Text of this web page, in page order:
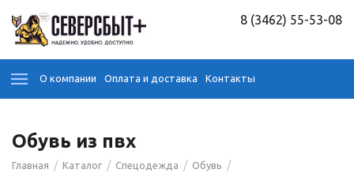
8 (3462) 55-53-08
О компании Оплата и доставка Контакты
Обувь из пвх
Главная / Каталог / Спецодежда / Обувь /